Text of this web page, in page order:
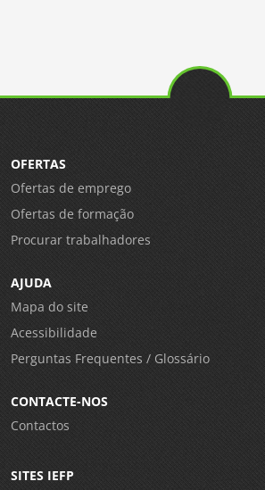
OFERTAS
Ofertas de emprego
Ofertas de formação
Procurar trabalhadores
AJUDA
Mapa do site
Acessibilidade
Perguntas Frequentes / Glossário
CONTACTE-NOS
Contactos
SITES IEFP